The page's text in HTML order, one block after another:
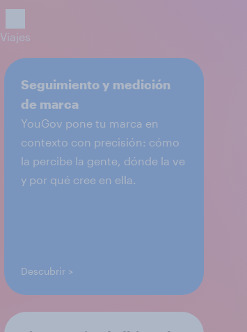
Viajes
Seguimiento y medición
de marca
YouGov pone tu marca en
contexto con precisión: cómo
la percibe la gente, dónde la ve
y por qué cree en ella.
Descubrir